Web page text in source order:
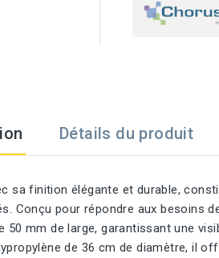
Détails du produit
sa finition élégante et durable,
Conçu pour répondre aux besoins
mm de large, garantissant une
de 36 cm de diamètre, il